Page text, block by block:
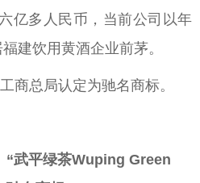
亿多人民币，当前公司以年
建饮用黄酒企业前茅。
总局认定为驰名商标。
“武平绿茶Wuping Green